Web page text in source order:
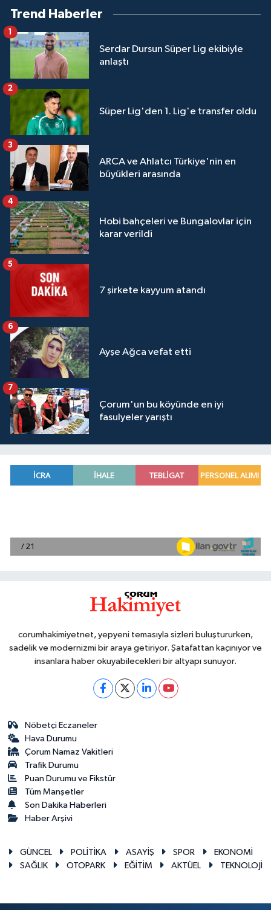
Trend Haberler
Serdar Dursun Süper Lig ekibiyle
anlaştı
1
Süper Lig'den 1. Lig'e transfer oldu
2
ARCA ve Ahlatcı Türkiye'nin en
büyükleri arasında
3
Hobi bahçeleri ve Bungalovlar için
karar verildi
4
7 şirkete kayyum atandı
5
Ayşe Ağca vefat etti
6
Çorum'un bu köyünde en iyi
fasulyeler yarıştı
7
corumhakimiyetnet, yepyeni temasıyla sizleri buluştururken,
sadelik ve modernizmi bir araya getiriyor. Şatafattan kaçınıyor ve
insanlara haber okuyabilecekleri bir altyapı sunuyor.
Nöbetçi Eczaneler
Hava Durumu
Çorum Namaz Vakitleri
Trafik Durumu
Puan Durumu ve Fikstür
Tüm Manşetler
Son Dakika Haberleri
Haber Arşivi
GÜNCEL POLİTİKA ASAYİŞ SPOR
EKONOMİ
SAĞLIK
OTOPARK EĞİTİM AKTÜEL TEKNOLOJİ